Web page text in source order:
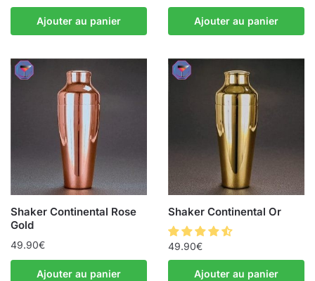
Ajouter au panier Ajouter au panier
Shaker Continental Rose
Gold
49.90€
Ajouter au panier
Shaker Continental Or
49.90€
Ajouter au panier